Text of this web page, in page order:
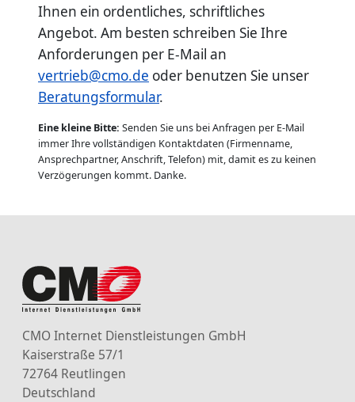
Ihnen ein ordentliches, schriftliches
Angebot. Am besten schreiben Sie Ihre
Anforderungen per E-Mail an
vertrieb@cmo.de oder benutzen Sie unser
Beratungsformular.
Eine kleine Bitte: Senden Sie uns bei Anfragen per E-Mail
immer Ihre vollständigen Kontaktdaten (Firmenname,
Ansprechpartner, Anschrift, Telefon) mit, damit es zu keinen
Verzögerungen kommt. Danke.
CMO Internet Dienstleistungen GmbH
Kaiserstraße 57/1
72764 Reutlingen
Deutschland